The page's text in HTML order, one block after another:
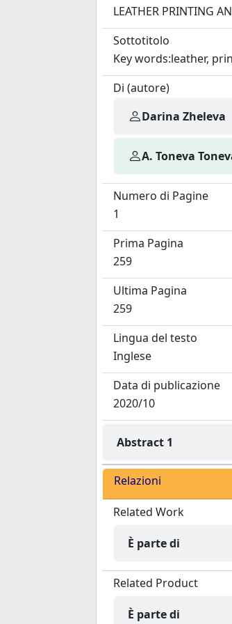
LEATHER PRINTING
Sottotitolo
Key words:leather,
Di (autore)
Darina Zheleva
A. Toneva
Numero di Pagine
1
Prima Pagina
259
Ultima Pagina
259
Lingua del testo
Inglese
Data di publicazione
2020/10
Abstract 1
Relazioni
Related Work
È parte di
Related Product
È parte di